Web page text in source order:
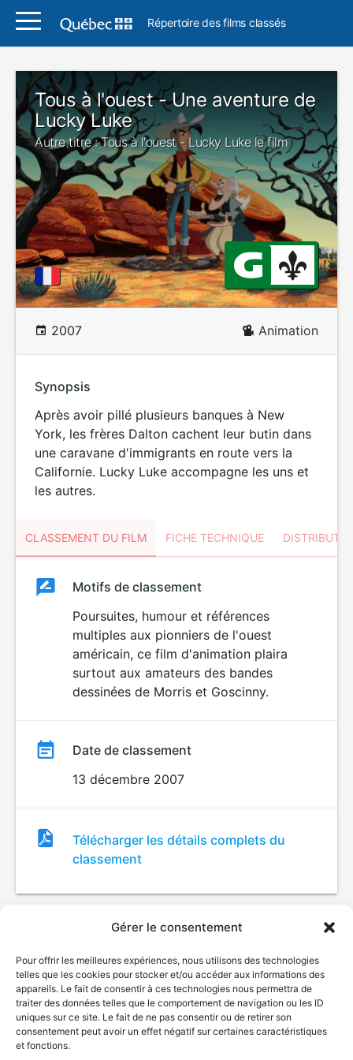
Gérer le consentement
Pour offrir les meilleures expériences, nous utilisons des technologies
telles que les cookies pour stocker et/ou accéder aux informations des
appareils. Le fait de consentir à ces technologies nous permettra de
traiter des données telles que le comportement de navigation ou les ID
uniques sur ce site. Le fait de ne pas consentir ou de retirer son
consentement peut avoir un effet négatif sur certaines caractéristiques
et fonctions.
Répertoire des films classés
Tous à l'ouest - Une aventure de
Lucky Luke
Autre titre : Tous à l'ouest - Lucky Luke le film
2007 Animation
Synopsis
Après avoir pillé plusieurs banques à New
York, les frères Dalton cachent leur butin dans
une caravane d'immigrants en route vers la
Californie. Lucky Luke accompagne les uns et
les autres.
CLASSEMENT DU FILM FICHE TECHNIQUE
ClassementClassement
Motifs de classement
Poursuites, humour et références
multiples aux pionniers de l'ouest
américain, ce film d'animation plaira
surtout aux amateurs des bandes
dessinées de Morris et Goscinny.
Date de classement
13 décembre 2007
Fichier
de
classement
Télécharger les détails complets du
classement
© Gouvernement du Québec, 2026